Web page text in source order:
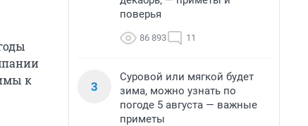
к
поверья
86 893 11
3
Суровой или мягкой будет
зима, можно узнать по
погоде 5 августа — важные
приметы